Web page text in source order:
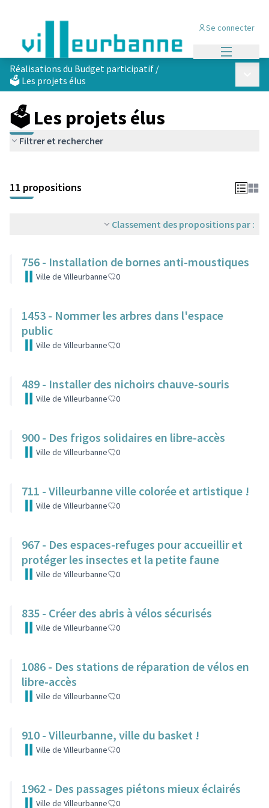
Se connecter
Réalisations du Budget participatif /
🗳️ Les projets élus
🗳️ Les projets élus
Filtrer et rechercher
+
−
11 propositions
Classement des propositions par :
756 - Installation de bornes anti-moustiques
Ville de Villeurbanne 0
1453 - Nommer les arbres dans l'espace
public
Ville de Villeurbanne 0
489 - Installer des nichoirs chauve-souris
Ville de Villeurbanne 0
900 - Des frigos solidaires en libre-accès
Ville de Villeurbanne 0
711 - Villeurbanne ville colorée et artistique !
Ville de Villeurbanne 0
967 - Des espaces-refuges pour accueillir et
protéger les insectes et la petite faune
Ville de Villeurbanne 0
835 - Créer des abris à vélos sécurisés
Ville de Villeurbanne 0
1086 - Des stations de réparation de vélos en
libre-accès
Ville de Villeurbanne 0
910 - Villeurbanne, ville du basket !
Ville de Villeurbanne 0
1962 - Des passages piétons mieux éclairés
Ville de Villeurbanne 0